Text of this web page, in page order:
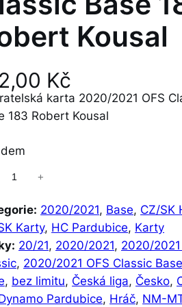
Kousal
Kč
karta 2020/2021 OFS
183 Robert Kousal
+
2020/2021, Base, CZ/SK
Karty, HC Pardubice, Karty
20/21, 2020/2021, 2020/2021
, 2020/2021 OFS Classic Base
, bez limitu, Česká liga, Česko,
Pardubice, Hráč, NM-